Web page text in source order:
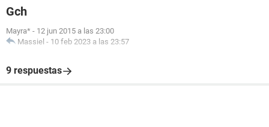
Gch
Mayra* - 12 jun 2015 a las 23:00
Massiel - 10 feb 2023 a las 23:57
9 respuestas